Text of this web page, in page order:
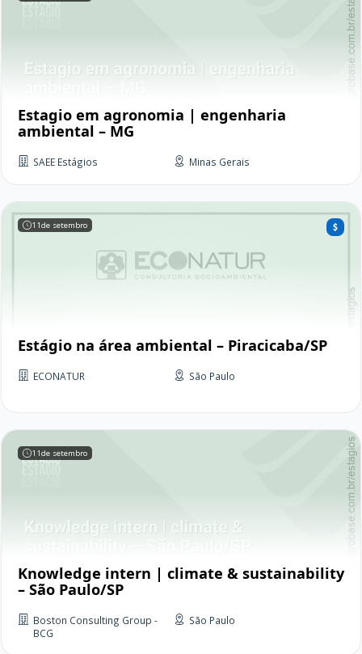
Estagio em agronomia | engenharia
ambiental – MG
SAEE Estágios Minas Gerais
11de setembro
Estágio na área ambiental – Piracicaba/SP
ECONATUR São Paulo
11de setembro
Knowledge intern | climate & sustainability
– São Paulo/SP
Boston Consulting Group -
BCG
São Paulo